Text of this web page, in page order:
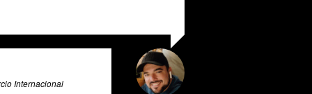
Internacional